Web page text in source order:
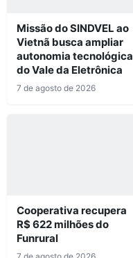
Missão do SINDVEL ao
Vietnã busca ampliar
autonomia tecnológica
do Vale da Eletrônica
7 de agosto de 2026
Cooperativa recupera
R$ 622 milhões do
Funrural